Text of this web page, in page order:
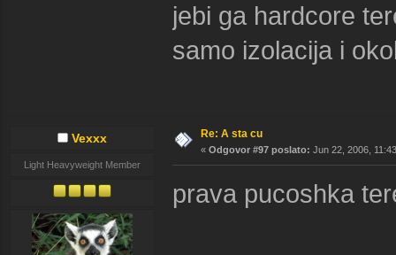
jebi ga hardcore
samo izolacija i
Vexxx
Light Heavyweight Member
Re: A sta cu
« Odgovor #97 poslato: Jun 22, 2006,
prava pucoshka